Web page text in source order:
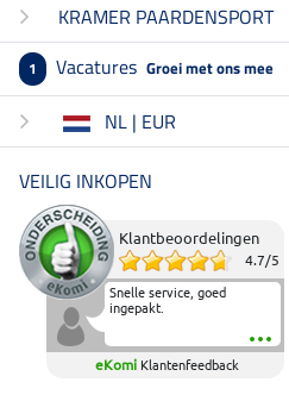
KRAMER PAARDENSPORT
1 Vacatures Groei met ons mee
NL | EUR
VEILIG INKOPEN
Klantbeoordelingen
4.7/5
Snelle service, goed
ingepakt.
eKomi Klantenfeedback